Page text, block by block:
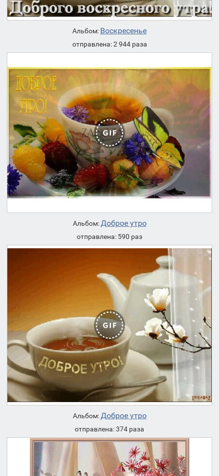
Альбом: Воскресенье
отправлена: 2 944 раза
Альбом:Доброе утро
отправлена: 590 раз
Альбом:Доброе утро
отправлена: 374 раза